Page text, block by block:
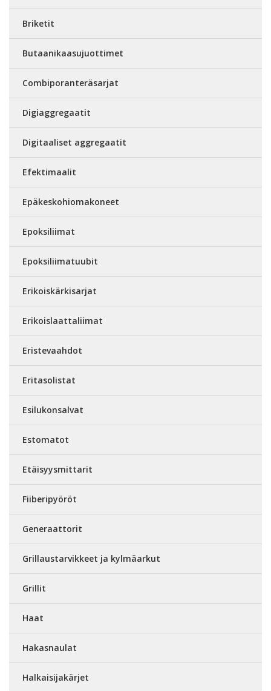
Briketit
Butaanikaasujuottimet
Combiporanteräsarjat
Digiaggregaatit
Digitaaliset aggregaatit
Efektimaalit
Epäkeskohiomakoneet
Epoksiliimat
Epoksiliimatuubit
Erikoiskärkisarjat
Erikoislaattaliimat
Eristevaahdot
Eritasolistat
Esilukonsalvat
Estomatot
Etäisyysmittarit
Fiiberipyöröt
Generaattorit
Grillaustarvikkeet ja kylmäarkut
Grillit
Haat
Hakasnaulat
Halkaisijakärjet